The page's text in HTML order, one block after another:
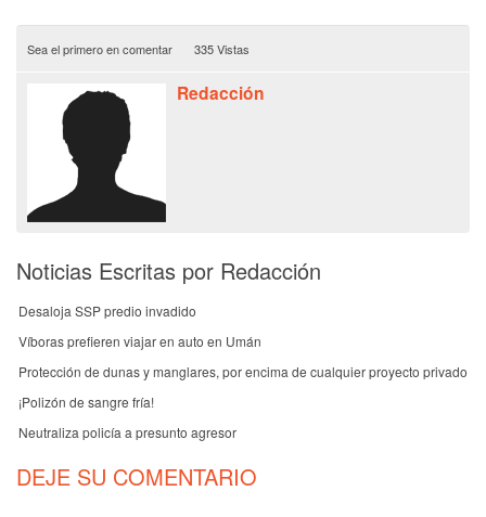
Sea el primero en comentar 335 Vistas
Redacción
Noticias Escritas por Redacción
Desaloja SSP predio invadido
Víboras prefieren viajar en auto en Umán
Protección de dunas y manglares, por encima de cualquier proyecto privado
¡Polizón de sangre fría!
Neutraliza policía a presunto agresor
DEJE SU COMENTARIO